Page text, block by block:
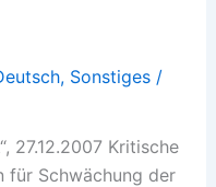
, Sonstiges/
27.12.2007 Kritische
für Schwächung der